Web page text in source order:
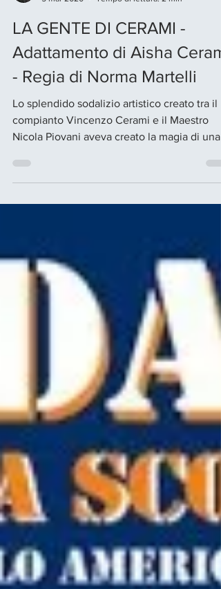
Fabio Salvati
5 mar 2020
Tempo di lettura: 2 min
LA GENTE DI CERAMI -
Adattamento di Aisha Cerami
- Regia di Norma Martelli
Lo splendido sodalizio artistico creato tra il
Nicola Piovani aveva creato la magia di una
serie...